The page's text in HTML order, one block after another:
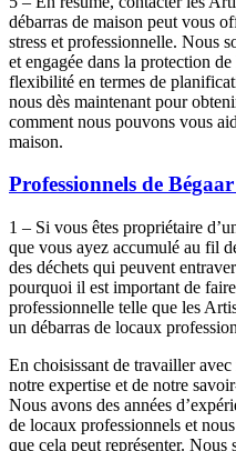
débarras de maison peut vous
stress et professionnelle. Nous
et engagée dans la protection
flexibilité en termes de
nous dès maintenant pour
comment nous pouvons vous
maison.
Professionnels de
1 – Si vous êtes propriétaire
que vous ayez accumulé au fil
des déchets qui peuvent
pourquoi il est important de
professionnelle telle que les
un débarras de locaux
En choisissant de travailler
notre expertise et de notre
Nous avons des années
de locaux professionnels et
que cela peut représenter. Nous